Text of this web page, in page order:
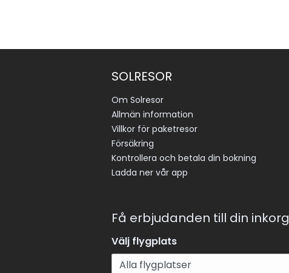
SOLRESOR
Om Solresor
Allmän information
Villkor för paketresor
Försäkring
Kontrollera och betala din bokning
Ladda ner vår app
Få erbjudanden till din inkorg
Välj flygplats